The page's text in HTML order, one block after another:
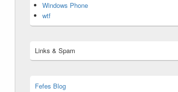
Windows Phone
wtf
Links & Spam
Fefes Blog